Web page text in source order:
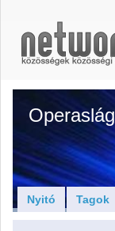
Nyitó Tagok